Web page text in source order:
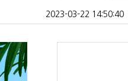
2023-03-22 14:50:40